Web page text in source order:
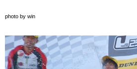
photo by win